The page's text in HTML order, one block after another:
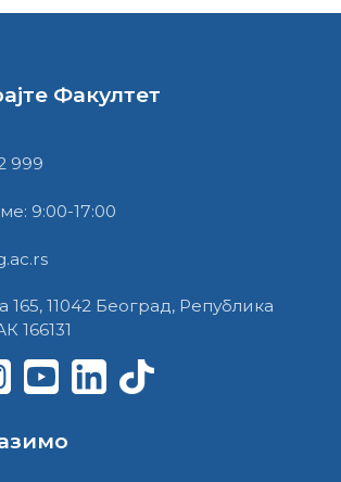
Факултет
999
9:00-17:00
165, 11042 Београд, Република
166131